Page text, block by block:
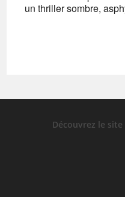
un thriller sombre,
Découvrez le